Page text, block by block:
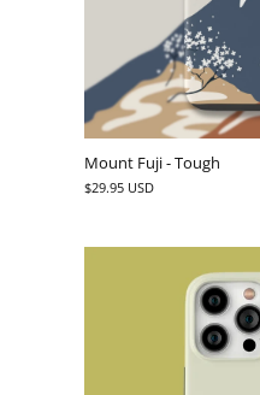
Mount Fuji - Tough
$29.95 USD